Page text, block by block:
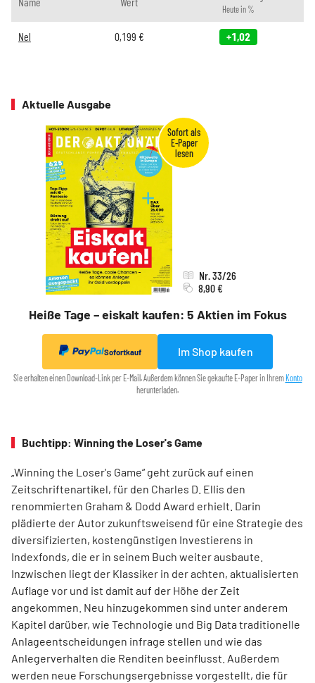
Heute in %
Nel 0,199 € +1,02
Aktuelle Ausgabe
Heiße Tage – eiskalt kaufen: 5 Aktien im Fokus
Nr. 33/26
8,90 €
Sofortkauf Im Shop kaufen
Sie erhalten einen Download-Link per E-Mail. Außerdem können Sie gekaufte E-Paper in Ihrem Konto
herunterladen.
Buchtipp: Winning the Loser's Game
„Winning the Loser's Game“ geht zurück auf einen
Zeitschriftenartikel, für den Charles D. Ellis den
renommierten Graham & Dodd Award erhielt. Darin
plädierte der Autor zukunftsweisend für eine Strategie des
diversifizierten, kostengünstigen Investierens in
Indexfonds, die er in seinem Buch weiter ausbaute.
Inzwischen liegt der Klassiker in der achten, aktualisierten
Auflage vor und ist damit auf der Höhe der Zeit
angekommen. Neu hinzugekommen sind unter anderem
Kapitel darüber, wie Technologie und Big Data traditionelle
Anlageentscheidungen infrage stellen und wie das
Anlegerverhalten die Renditen beeinflusst. Außerdem
werden neue Forschungsergebnisse vorgestellt, die für